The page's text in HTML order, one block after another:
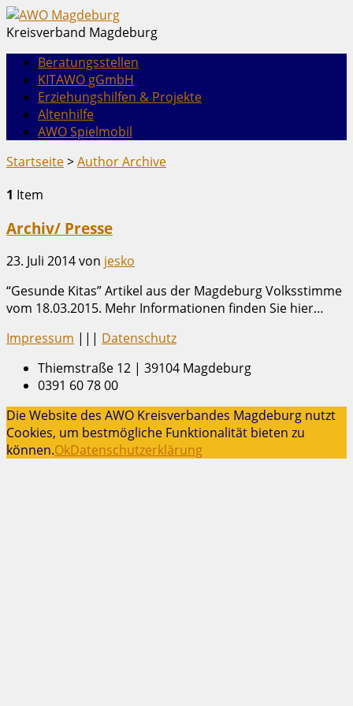
Kreisverband Magdeburg
Beratungsstellen
KITAWO gGmbH
Erziehungshilfen & Projekte
Altenhilfe
AWO Spielmobil
Startseite>Author Archive
1 Item
Archiv/ Presse
23. Juli 2014von jesko
“Gesunde Kitas” Artikel aus der Magdeburg Volksstimme
vom 18.03.2015. Mehr Informationen finden Sie hier…
Impressum ||| Datenschutz
Thiemstraße 12 | 39104 Magdeburg
0391 60 78 00
Die Website des AWO Kreisverbandes Magdeburg nutzt
Cookies, um bestmögliche Funktionalität bieten zu
können.OkDatenschutzerklärung